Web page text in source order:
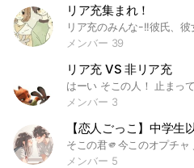
リア充集まれ！
メンバー 39
リア充 VS 非リア充
メンバー 3
メンバー 5